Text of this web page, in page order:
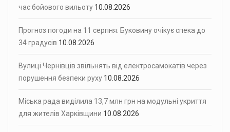
час бойового вильоту 10.08.2026
Прогноз погоди на 11 серпня: Буковину очікує спека до
34 градусів 10.08.2026
Вулиці Чернівців звільнять від електросамокатів через
порушення безпеки руху 10.08.2026
Міська рада виділила 13,7 млн грн на модульні укриття
для жителів Харківщини 10.08.2026